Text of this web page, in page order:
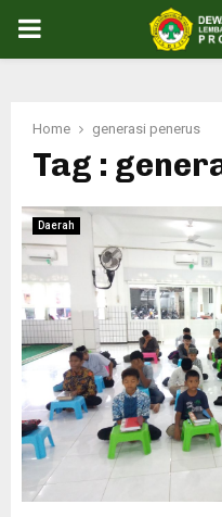
PRIMARY
Home generasi penerus
Tag :
Daerah